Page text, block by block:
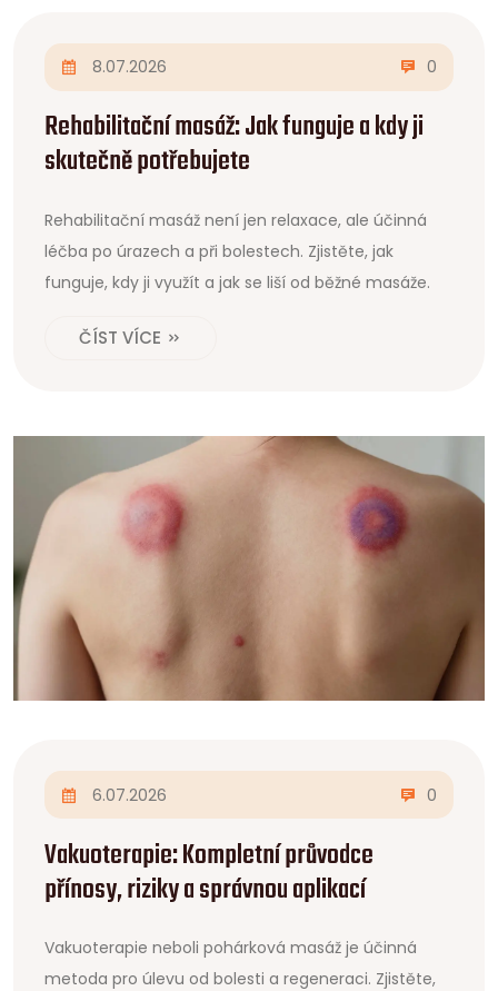
8.07.2026 0
Rehabilitační masáž: Jak funguje a kdy ji
skutečně potřebujete
Rehabilitační masáž není jen relaxace, ale účinná
léčba po úrazech a při bolestech. Zjistěte, jak
funguje, kdy ji využít a jak se liší od běžné masáže.
ČÍST VÍCE
6.07.2026 0
Vakuoterapie: Kompletní průvodce
přínosy, riziky a správnou aplikací
Vakuoterapie neboli pohárková masáž je účinná
metoda pro úlevu od bolesti a regeneraci. Zjistěte,